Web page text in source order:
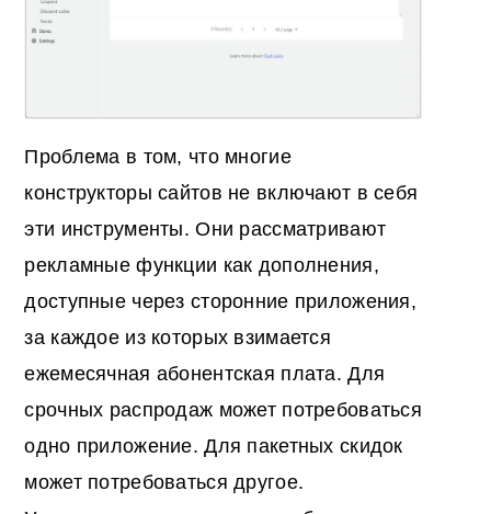
Проблема в том, что многие
конструкторы сайтов не включают в себя
эти инструменты. Они рассматривают
рекламные функции как дополнения,
доступные через сторонние приложения,
за каждое из которых взимается
ежемесячная абонентская плата. Для
срочных распродаж может потребоваться
одно приложение. Для пакетных скидок
может потребоваться другое.